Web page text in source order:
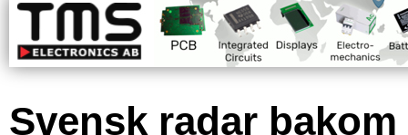
Svensk radar bakom